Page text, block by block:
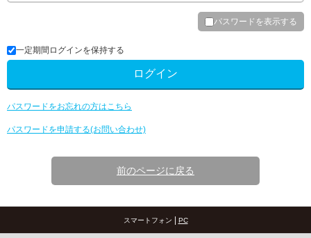
パスワードを表示する
一定期間ログインを保持する
パスワードをお忘れの方はこちら
パスワードを申請する(お問い合わせ)
前のページに戻る
スマートフォン PC